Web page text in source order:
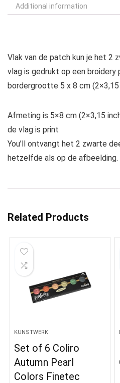
Additional information
Vlak van de patch kun je het 2
vlag is gedrukt op een
bordergrootte 5 x 8 cm (2×3,15
Afmeting is 5×8 cm (2×3,15
de vlag is print
You’ll ontvangt het 2 zwarte
hetzelfde als op de afbeelding.
Related Products
KUNSTWERK
Set of 6 Coliro
Autumn Pearl
Colors Finetec